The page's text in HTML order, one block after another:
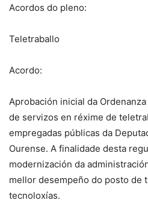
Acordos do pleno:
Teletraballo
Acordo:
Aprobación inicial da
de servizos en réxime de
empregadas públicas da
Ourense. A finalidade desta
modernización da
mellor desempeño do posto de
tecnoloxías.